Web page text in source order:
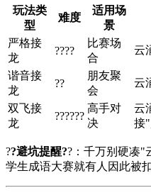
玩法类
型
难度
适用场
景
严格接
龙
????
比赛场
合
云
谐音接
龙
??
朋友聚
会
云
双飞接
龙
??????
高手对
决
云
接"
??避坑提醒??：千万别硬凑"
学生成语大赛就有人因此被